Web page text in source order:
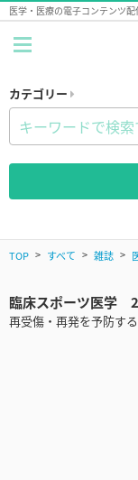
医学・医療の電子コンテンツ配
カテゴリー
TOP すべて 雑誌
臨床スポーツ医学
再受傷・再発を予防する